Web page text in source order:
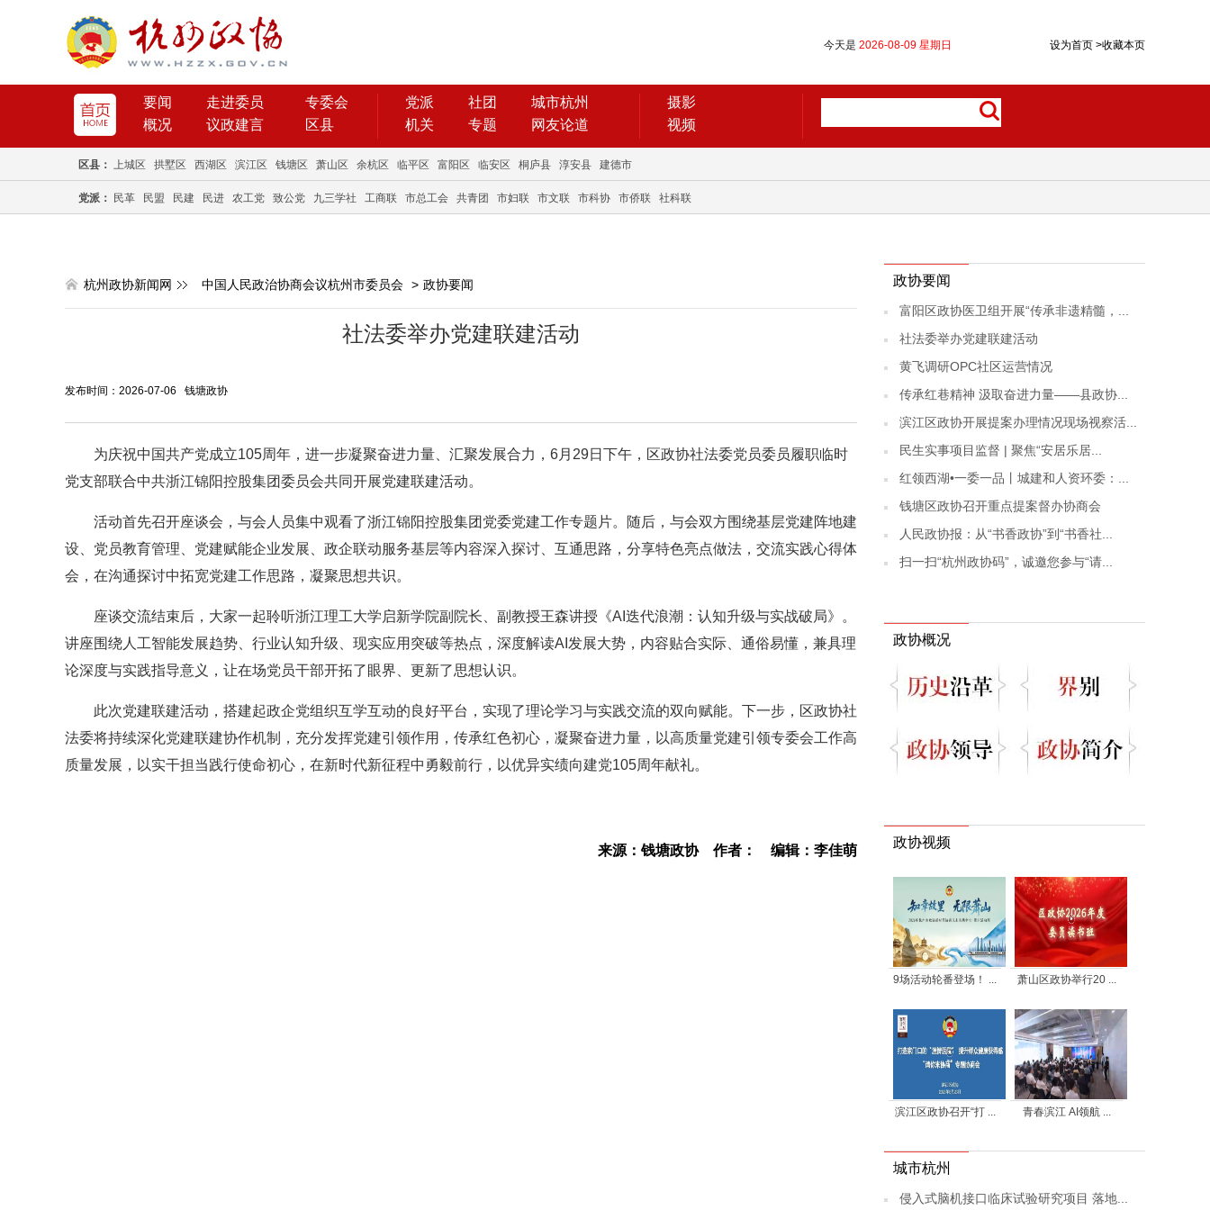
设为首页 >收藏本页
今天是 2026-08-09 星期日
要闻 走进委员
专委会
概况
议政建言 区县
党派 社团
城市杭州
机关
专题 网友论道
摄影
视频
区县： 上城区 拱墅区 西湖区 滨江区 钱塘区 萧山区 余杭区 临平区 富阳区 临安区 桐庐县 淳安县 建德市
党派： 民革 民盟 民建 民进 农工党 致公党 九三学社 工商联 市总工会 共青团 市妇联 市文联 市科协 市侨联 社科联
杭州政协新闻网 中国人民政治协商会议杭州市委员会 > 政协要闻
社法委举办党建联建活动
发布时间：2026-07-06 钱塘政协
为庆祝中国共产党成立105周年，进一步凝聚奋进力量、汇聚发展合力，6月29日下午，区政协社法委党员委员履职临时
党支部联合中共浙江锦阳控股集团委员会共同开展党建联建活动。
活动首先召开座谈会，与会人员集中观看了浙江锦阳控股集团党委党建工作专题片。随后，与会双方围绕基层党建阵地建
设、党员教育管理、党建赋能企业发展、政企联动服务基层等内容深入探讨、互通思路，分享特色亮点做法，交流实践心得体
会，在沟通探讨中拓宽党建工作思路，凝聚思想共识。
座谈交流结束后，大家一起聆听浙江理工大学启新学院副院长、副教授王森讲授《AI迭代浪潮：认知升级与实战破局》。
讲座围绕人工智能发展趋势、行业认知升级、现实应用突破等热点，深度解读AI发展大势，内容贴合实际、通俗易懂，兼具理
论深度与实践指导意义，让在场党员干部开拓了眼界、更新了思想认识。
此次党建联建活动，搭建起政企党组织互学互动的良好平台，实现了理论学习与实践交流的双向赋能。下一步，区政协社
法委将持续深化党建联建协作机制，充分发挥党建引领作用，传承红色初心，凝聚奋进力量，以高质量党建引领专委会工作高
质量发展，以实干担当践行使命初心，在新时代新征程中勇毅前行，以优异实绩向建党105周年献礼。
来源：钱塘政协 作者： 编辑：李佳萌
政协要闻
富阳区政协医卫组开展“传承非遗精髓，...
社法委举办党建联建活动
黄飞调研OPC社区运营情况
传承红巷精神 汲取奋进力量——县政协...
滨江区政协开展提案办理情况现场视察活...
民生实事项目监督 | 聚焦“安居乐居...
红领西湖•一委一品丨城建和人资环委：...
钱塘区政协召开重点提案督办协商会
人民政协报：从“书香政协”到“书香社...
扫一扫“杭州政协码”，诚邀您参与“请...
政协概况
政协视频
9场活动轮番登场！ ... 萧山区政协举行20 ...
滨江区政协召开“打 ... 青春滨江 AI领航 ...
城市杭州
侵入式脑机接口临床试验研究项目 落地...